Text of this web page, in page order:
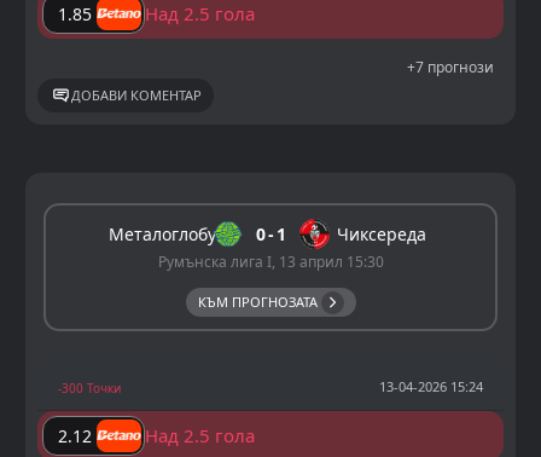
1.85 Над 2.5 гола
+7 прогнози
ДОБАВИ КОМЕНТАР
Металоглобус 0 1 Чиксереда
Румънска лига I, 13 април 15:30
КЪМ ПРОГНОЗАТА
-300 Точки 13-04-2026 15:24
2.12 Над 2.5 гола